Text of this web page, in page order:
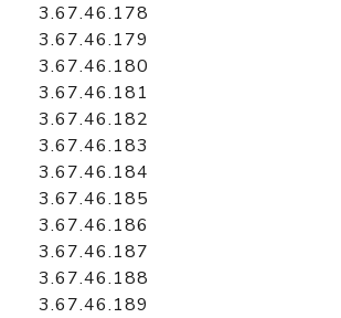
3.67.46.178
3.67.46.179
3.67.46.180
3.67.46.181
3.67.46.182
3.67.46.183
3.67.46.184
3.67.46.185
3.67.46.186
3.67.46.187
3.67.46.188
3.67.46.189